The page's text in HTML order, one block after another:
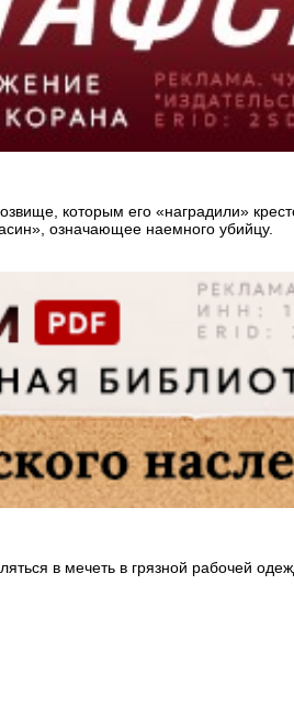
которым его «наградили»
означающее наемного убийцу.
в мечеть в грязной рабочей